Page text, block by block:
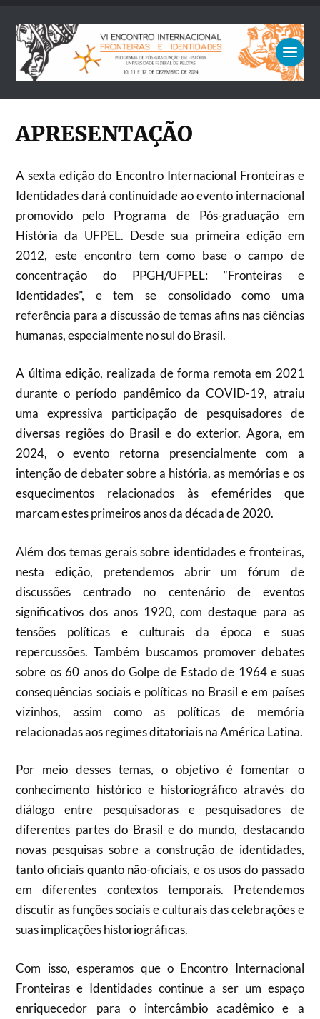
APRESENTAÇÃO
A sexta edição do Encontro Internacional Fronteiras e
Identidades dará continuidade ao evento internacional
promovido pelo Programa de Pós-graduação em
História da UFPEL. Desde sua primeira edição em
2012, este encontro tem como base o campo de
concentração do PPGH/UFPEL: “Fronteiras e
Identidades”, e tem se consolidado como uma
referência para a discussão de temas afins nas ciências
humanas, especialmente no sul do Brasil.
A última edição, realizada de forma remota em 2021
durante o período pandêmico da COVID-19, atraiu
uma expressiva participação de pesquisadores de
diversas regiões do Brasil e do exterior. Agora, em
2024, o evento retorna presencialmente com a
intenção de debater sobre a história, as memórias e os
esquecimentos relacionados às efemérides que
marcam estes primeiros anos da década de 2020.
Além dos temas gerais sobre identidades e fronteiras,
nesta edição, pretendemos abrir um fórum de
discussões centrado no centenário de eventos
significativos dos anos 1920, com destaque para as
tensões políticas e culturais da época e suas
repercussões. Também buscamos promover debates
sobre os 60 anos do Golpe de Estado de 1964 e suas
consequências sociais e políticas no Brasil e em países
vizinhos, assim como as políticas de memória
relacionadas aos regimes ditatoriais na América Latina.
Por meio desses temas, o objetivo é fomentar o
conhecimento histórico e historiográfico através do
diálogo entre pesquisadoras e pesquisadores de
diferentes partes do Brasil e do mundo, destacando
novas pesquisas sobre a construção de identidades,
tanto oficiais quanto não-oficiais, e os usos do passado
em diferentes contextos temporais. Pretendemos
discutir as funções sociais e culturais das celebrações e
suas implicações historiográficas.
Com isso, esperamos que o Encontro Internacional
Fronteiras e Identidades continue a ser um espaço
enriquecedor para o intercâmbio acadêmico e a